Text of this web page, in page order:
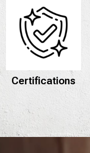
Certifications